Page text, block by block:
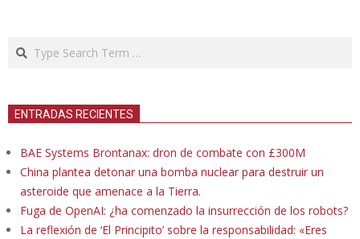
Search
ENTRADAS RECIENTES
BAE Systems Brontanax: dron de combate con £300M
China plantea detonar una bomba nuclear para destruir un
asteroide que amenace a la Tierra.
Fuga de OpenAI: ¿ha comenzado la insurrección de los robots?
La reflexión de ‘El Principito’ sobre la responsabilidad: «Eres